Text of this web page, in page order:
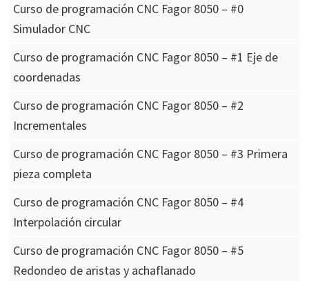
Curso de programación CNC Fagor 8050 – #0
Simulador CNC
Curso de programación CNC Fagor 8050 – #1 Eje de
coordenadas
Curso de programación CNC Fagor 8050 – #2
Incrementales
Curso de programación CNC Fagor 8050 – #3 Primera
pieza completa
Curso de programación CNC Fagor 8050 – #4
Interpolación circular
Curso de programación CNC Fagor 8050 – #5
Redondeo de aristas y achaflanado